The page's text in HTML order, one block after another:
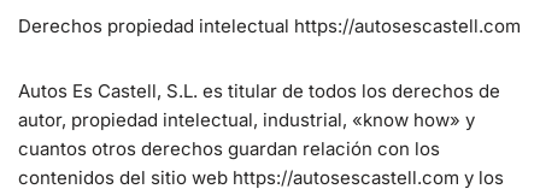
Derechos propiedad intelectual https://autosescastell.com
Autos Es Castell, S.L. es titular de todos los derechos de
autor, propiedad intelectual, industrial, «know how» y
cuantos otros derechos guardan relación con los
contenidos del sitio web https://autosescastell.com y los